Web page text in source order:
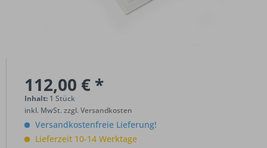
112,00 € *
Inhalt: 1 Stück
inkl. MwSt.zzgl. Versandkosten
Versandkostenfreie Lieferung!
Lieferzeit 10-14 Werktage